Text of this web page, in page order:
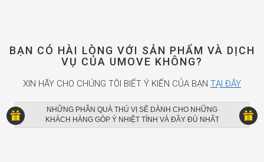
BẠN CÓ HÀI LÒNG VỚI SẢN PHẨM VÀ DỊCH
VỤ CỦA UMOVE KHÔNG?
XIN HÃY CHO CHÚNG TÔI BIẾT Ý KIẾN CỦA BẠN TẠI ĐÂY
NHỮNG PHẦN QUÀ THÚ VỊ SẼ DÀNH CHO NHỮNG
KHÁCH HÀNG GÓP Ý NHIỆT TÌNH VÀ ĐẦY ĐỦ NHẤT